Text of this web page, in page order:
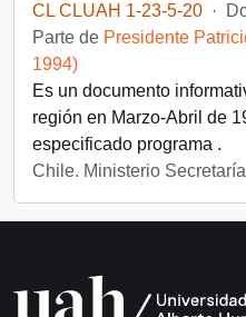
CL CLUAH 1-23-5-20 ·
Parte de Presidente
1994)
Es un documento
región en Marzo-Abril de
especificado programa .
Chile. Ministerio